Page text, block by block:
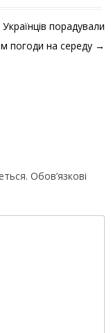
Українців порадували
погоди на середу →
Обов’язкові